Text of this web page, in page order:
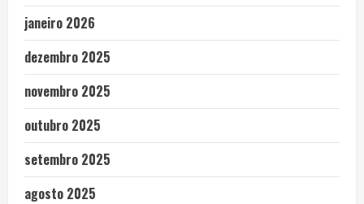
janeiro 2026
dezembro 2025
novembro 2025
outubro 2025
setembro 2025
agosto 2025